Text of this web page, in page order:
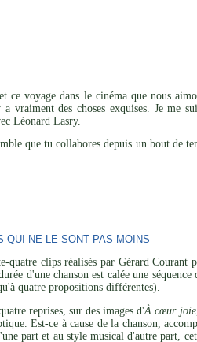
ce voyage dans le cinéma que nous
vraiment des choses exquises. Je me
Léonard Lasry.
que tu collabores depuis un bout de
QUI NE LE SONT PAS MOINS
clips réalisés par Gérard Courant
d'une chanson est calée une
quatre propositions différentes).
reprises, sur des images d'À cœur joie
Est-ce à cause de la chanson,
part et au style musical d'autre part,